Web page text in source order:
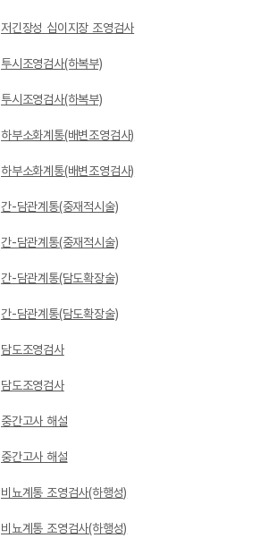
저긴장성 십이지장 조영검사
투시조영검사(하복부)
투시조영검사(하복부)
하부소화계통(배변조영검사)
하부소화계통(배변조영검사)
간-담관계통(중재적시술)
간-담관계통(중재적시술)
간-담관계통(담도확장술)
간-담관계통(담도확장술)
담도조영검사
담도조영검사
중간고사 해설
중간고사 해설
비뇨계통 조영검사(하행성)
비뇨계통 조영검사(하행성)